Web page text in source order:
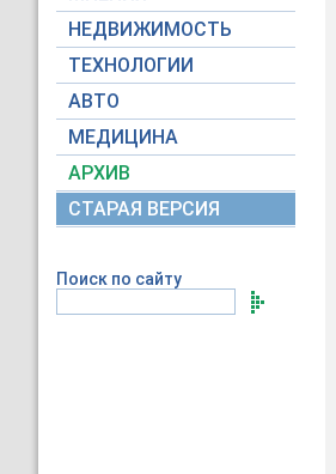
НЕДВИЖИМОСТЬ
ТЕХНОЛОГИИ
АВТО
МЕДИЦИНА
АРХИВ
СТАРАЯ ВЕРСИЯ
Поиск по сайту